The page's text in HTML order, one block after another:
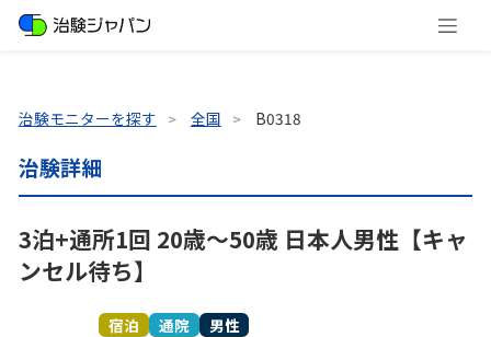
治験モニターを探す 全国 B0318
治験詳細
3泊+通所1回 20歳～50歳 日本人男性【キャ
ンセル待ち】
宿泊 通院 男性